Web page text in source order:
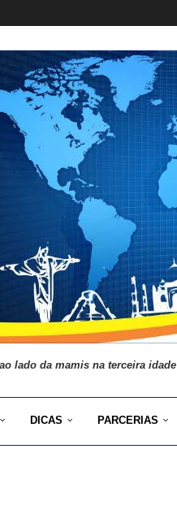
lado da mamis na terceira idade
DICAS PARCERIAS